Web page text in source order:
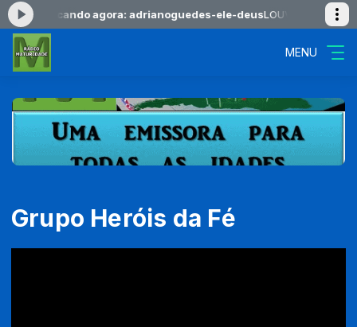
- Tocando agora: adrianoguedes-ele-deusLOUVORES DO
MENU
Grupo Heróis da Fé